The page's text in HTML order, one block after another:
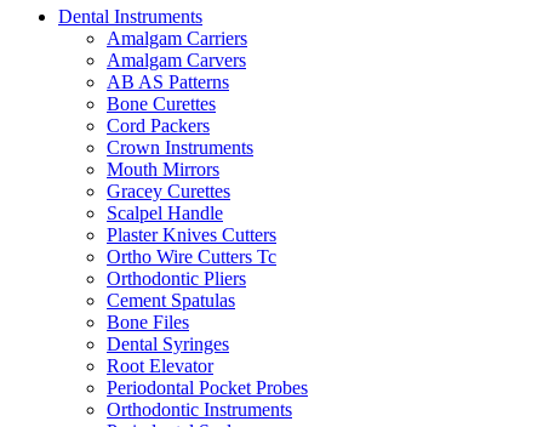
Dental Instruments
Amalgam Carriers
Amalgam Carvers
AB AS Patterns
Bone Curettes
Cord Packers
Crown Instruments
Mouth Mirrors
Gracey Curettes
Scalpel Handle
Plaster Knives Cutters
Ortho Wire Cutters Tc
Orthodontic Pliers
Cement Spatulas
Bone Files
Dental Syringes
Root Elevator
Periodontal Pocket Probes
Orthodontic Instruments